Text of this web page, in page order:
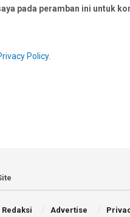
pada peramban ini untuk
Policy.
Redaksi Advertise